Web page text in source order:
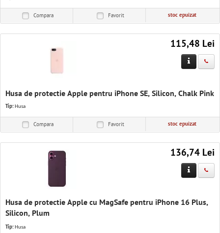
Compara Favorit stoc epuizat
115,48 Lei
Husa de protectie Apple pentru iPhone SE, Silicon, Chalk Pink
Tip: Husa
Compara Favorit stoc epuizat
136,74 Lei
Husa de protectie Apple cu MagSafe pentru iPhone 16 Plus,
Silicon, Plum
Tip: Husa